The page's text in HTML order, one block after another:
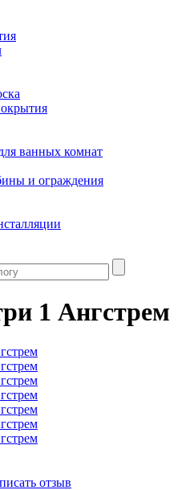
ванных комнат
и ограждения
1 Ангстрем
отзыв